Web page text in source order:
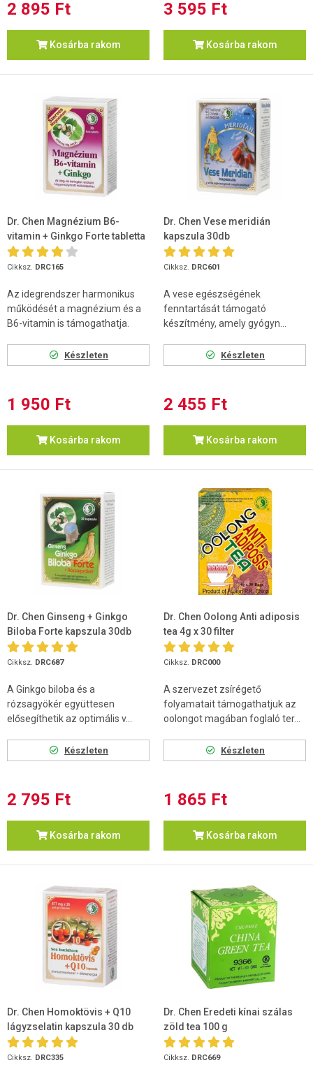
2 895 Ft
Kosárba rakom
3 595 Ft
Kosárba rakom
Dr. Chen Magnézium B6-
vitamin + Ginkgo Forte tabletta
30 db
Cikksz. DRC165
Az idegrendszer harmonikus
működését a magnézium és a
B6-vitamin is támogathatja.
Készleten
1 950 Ft
Kosárba rakom
Dr. Chen Vese meridián
kapszula 30db
Cikksz. DRC601
A vese egészségének
fenntartását támogató
készítmény, amely gyógyn...
Készleten
2 455 Ft
Kosárba rakom
Dr. Chen Ginseng + Ginkgo
Biloba Forte kapszula 30db
Cikksz. DRC687
A Ginkgo biloba és a
rózsagyökér együttesen
elősegíthetik az optimális v...
Készleten
2 795 Ft
Kosárba rakom
Dr. Chen Oolong Anti adiposis
tea 4g x 30 filter
Cikksz. DRC000
A szervezet zsírégető
folyamatait támogathatjuk az
oolongot magában foglaló ter...
Készleten
1 865 Ft
Kosárba rakom
Dr. Chen Homoktövis + Q10
lágyzselatin kapszula 30 db
Cikksz. DRC335
Dr. Chen Eredeti kínai szálas
zöld tea 100 g
Cikksz. DRC669